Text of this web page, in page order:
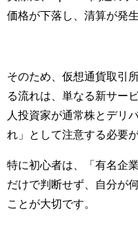
価格が下落し、清算が発
そのため、仮想通貨取引
る流れは、単なる新サー
人投資家が通常株とデリ
れ」として注意する必要
特に初心者は、「有名企
だけで判断せず、自分が
ことが大切です。